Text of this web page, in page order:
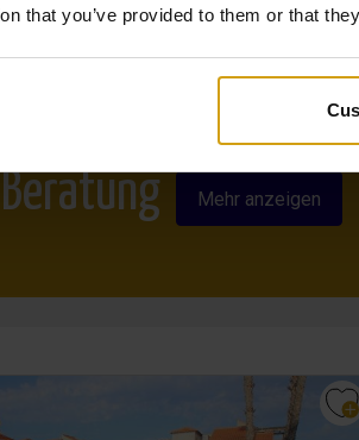
that you’ve provided to them or that
Mehr anzeigen